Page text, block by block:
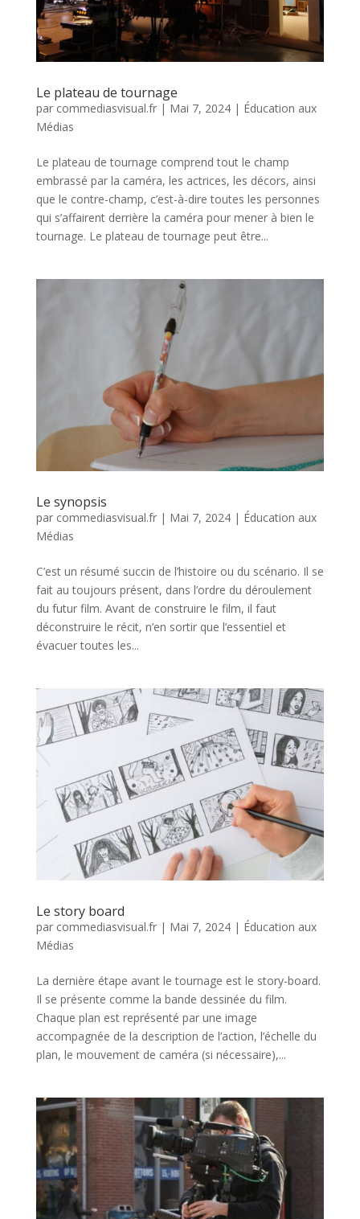
Le plateau de tournage
par commediasvisual.fr| Mai 7, 2024| Éducation aux
Médias
Le plateau de tournage comprend tout le champ
embrassé par la caméra, les actrices, les décors, ainsi
que le contre-champ, c’est-à-dire toutes les personnes
qui s’affairent derrière la caméra pour mener à bien le
tournage. Le plateau de tournage peut être...
Le synopsis
par commediasvisual.fr| Mai 7, 2024| Éducation aux
Médias
C’est un résumé succin de l’histoire ou du scénario. Il se
fait au toujours présent, dans l’ordre du déroulement
du futur film. Avant de construire le film, il faut
déconstruire le récit, n’en sortir que l’essentiel et
évacuer toutes les...
Le story board
par commediasvisual.fr| Mai 7, 2024| Éducation aux
Médias
La dernière étape avant le tournage est le story-board.
Il se présente comme la bande dessinée du film.
Chaque plan est représenté par une image
accompagnée de la description de l’action, l’échelle du
plan, le mouvement de caméra (si nécessaire),...